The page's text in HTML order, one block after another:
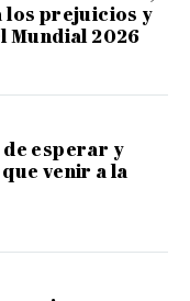
los prejuicios y
Mundial 2026
esperar y
venir a la